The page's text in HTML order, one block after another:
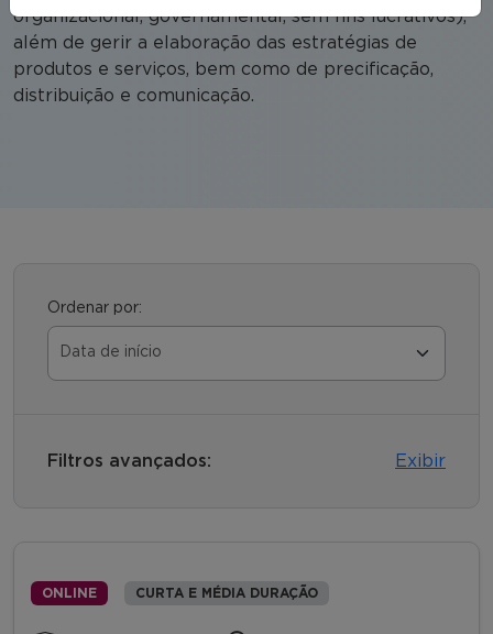
organizacional, governamental, sem fins lucrativos),
além de gerir a elaboração das estratégias de
produtos e serviços, bem como de precificação,
distribuição e comunicação.
Ordenar por:
Filtros avançados: Exibir
ONLINE CURTA E MÉDIA DURAÇÃO